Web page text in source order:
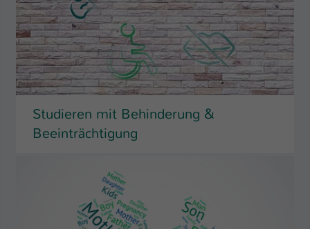
Studieren mit Behinderung &
Beeinträchtigung